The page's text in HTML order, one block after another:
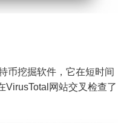
币挖掘软件，它在短时间
VirusTotal网站交叉检查了